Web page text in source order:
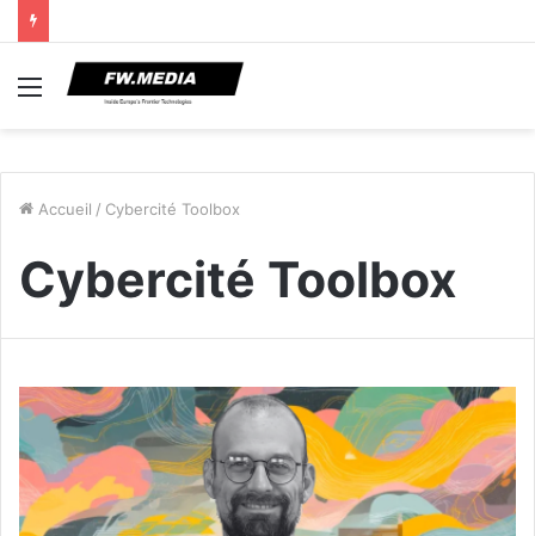
Menu
Accueil / Cybercité Toolbox
Cybercité Toolbox